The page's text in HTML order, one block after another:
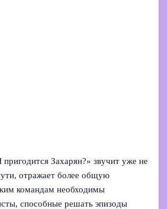
Захарян?» звучит уже не
отражает более общую
командам необходимы
способные решать эпизоды